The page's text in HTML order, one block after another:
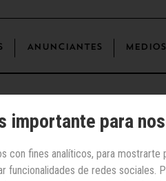
ANUNCIANTES MEDIOS
Restauración
importante para
fines analíticos, para
de redes sociales.